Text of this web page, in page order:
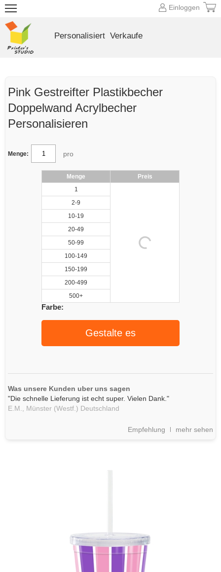
Pink Gestreifter Plastikbecher
Doppelwand Acrylbecher
Personalisieren
Menge: pro
Menge
Preis
1
2-9
10-19
20-49
50-99
100-149
150-199
200-499
500+
Farbe:
Gestalte es
Was unsere Kunden uber uns sagen
"Die schnelle Lieferung ist echt super. Vielen Dank."
E.M.,
Münster (Westf.) Deutschland
Empfehlung mehr sehen
Einloggen
Personalisiert Verkaufe